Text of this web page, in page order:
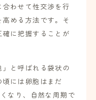
わせて性交渉を行
める方法です。そ
に把握することが
と呼ばれる袋状の
には卵胞はまだ
なり、自然な周期で